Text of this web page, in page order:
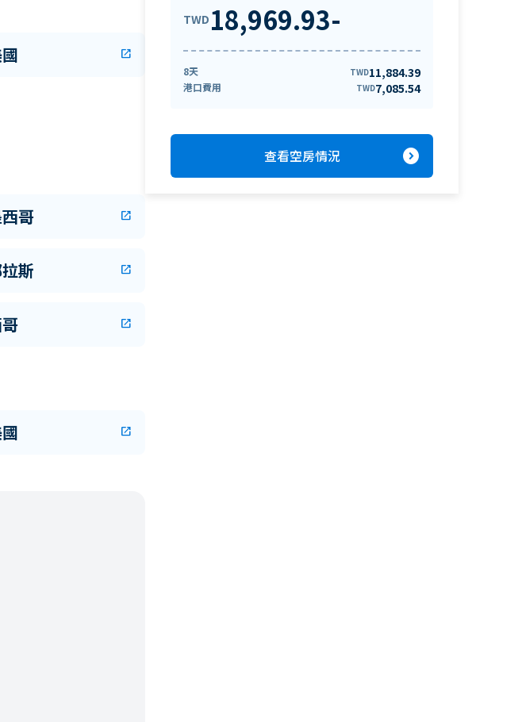
open_in_new
哥 open_in_new
斯 open_in_new
open_in_new
open_in_new
TWD 18,969.93-
8天 TWD11,884.39
港口費用 TWD7,085.54
查看空房情況 expand_circle_right